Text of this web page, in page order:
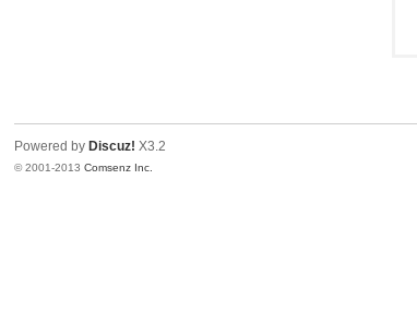
Powered by Discuz! X3.2
© 2001-2013Comsenz Inc.